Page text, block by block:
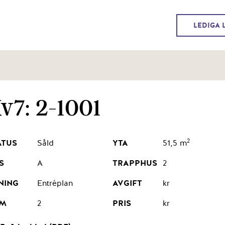
LEDIGA
2-1001
Såld 51,5 m2
A
2
Entréplan
kr
2
kr